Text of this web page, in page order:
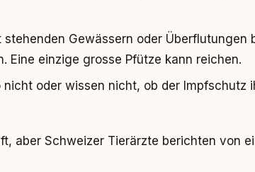
Gewässern oder Überflutungen
Eine einzige grosse Pfütze kann reichen.
oder wissen nicht, ob der Impfschutz
aber Schweizer Tierärzte berichten von